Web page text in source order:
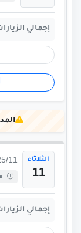
إجمالي
الثلاثاء
11
11
إجمالي